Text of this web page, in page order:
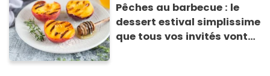
Pêches au barbecue : le
dessert estival simplissime
que tous vos invités vont